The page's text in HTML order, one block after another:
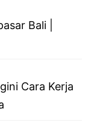
Bali |
Cara Kerja